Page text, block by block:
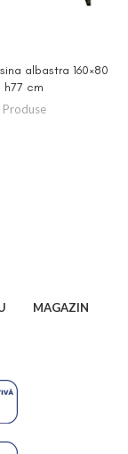
albastra 160×80
h77 cm
Produse
MAGAZIN